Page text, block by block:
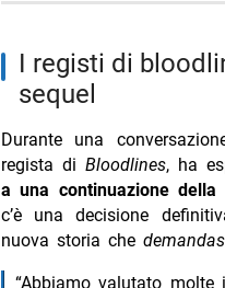
i registi di bloodlines hanno discusso di un possibile
sequel
Durante una
regista di Bloodlines, ha
a una continuazione della
c’è una decisione
nuova storia che
“Abbiamo valutato